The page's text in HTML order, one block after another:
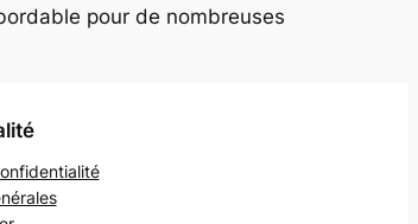
pour de nombreuses